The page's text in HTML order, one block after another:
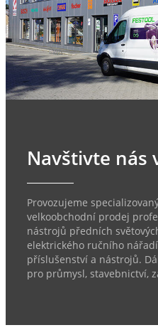
Navštivte nás
Provozujeme
velkoobchodní prodej
nástrojů předních
elektrického ručního
příslušenství a nástrojů.
pro průmysl, stavebnictví,